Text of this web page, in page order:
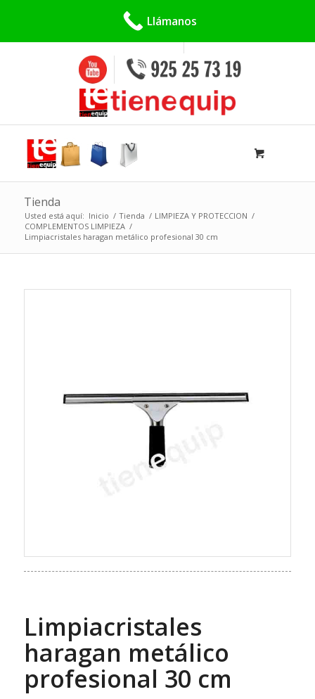
Tienda
Usted está aquí: Inicio / Tienda / LIMPIEZA Y PROTECCION /
COMPLEMENTOS LIMPIEZA /
Limpiacristales haragan metálico profesional 30 cm
Limpiacristales
haragan metálico
profesional 30 cm
Llámanos